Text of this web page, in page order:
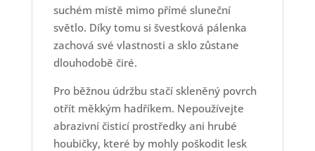
suchém místě mimo přímé sluneční
světlo. Díky tomu si švestková pálenka
zachová své vlastnosti a sklo zůstane
dlouhodobě čiré.
Pro běžnou údržbu stačí skleněný povrch
otřít měkkým hadříkem. Nepoužívejte
abrazivní čisticí prostředky ani hrubé
houbičky, které by mohly poškodit lesk